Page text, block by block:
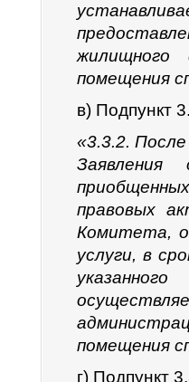
жилищного
помещения
в) Подпункт
«3.3.2.
Заявления
правовых
Комитета,
услуги, в
помещения
г) Подпункт